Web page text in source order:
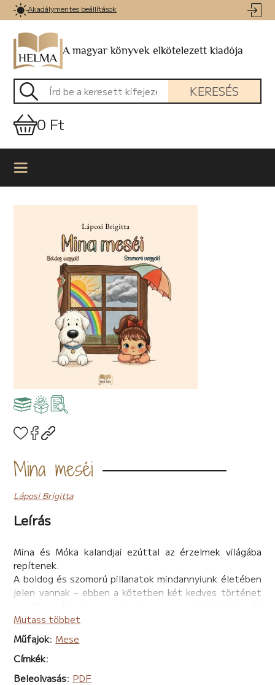
Akadálymentes beállítások
A magyar könyvek elkötelezett kiadója
KERESÉS
0 Ft
Mina meséi
Láposi Brigitta
Leírás
Mina és Móka kalandjai ezúttal az érzelmek világába
repítenek.
A boldog és szomorú pillanatok mindannyiunk életében
jelen vannak – ebben a kötetben két kedves történet
megérteni és megélni ezeket az érzéseket.
Mutass többet
Műfajok: Mese
Címkék:
Beleolvasás: PDF